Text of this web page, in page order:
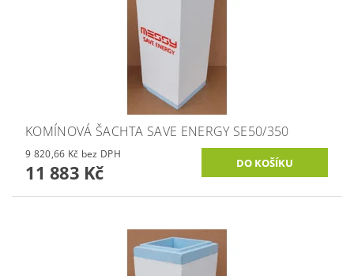
KOMÍNOVÁ ŠACHTA SAVE ENERGY SE50/350
9 820,66 Kč bez DPH
11 883 Kč